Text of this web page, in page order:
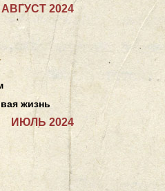
АВГУСТ 2024
жизнь
ИЮЛЬ 2024